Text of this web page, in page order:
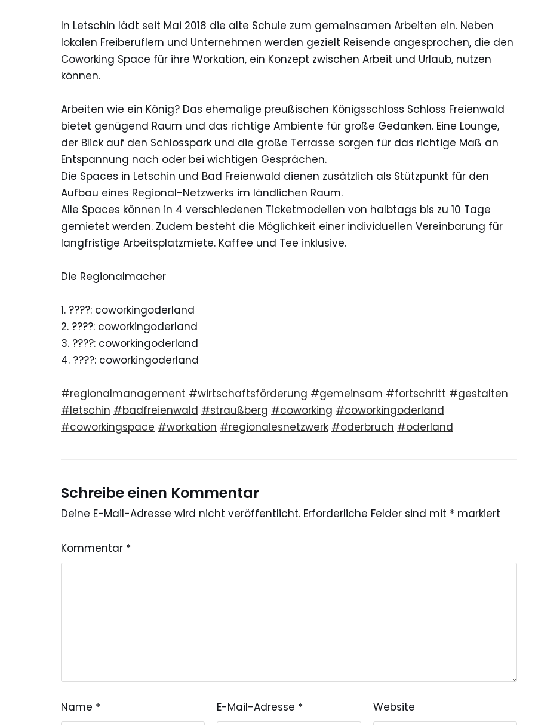
In Letschin lädt seit Mai 2018 die alte Schule zum gemeinsamen Arbeiten ein. Neben
lokalen Freiberuflern und Unternehmen werden gezielt Reisende angesprochen, die den
Coworking Space für ihre Workation, ein Konzept zwischen Arbeit und Urlaub, nutzen
können.
Arbeiten wie ein König? Das ehemalige preußischen Königsschloss Schloss Freienwald
bietet genügend Raum und das richtige Ambiente für große Gedanken. Eine Lounge,
der Blick auf den Schlosspark und die große Terrasse sorgen für das richtige Maß an
Entspannung nach oder bei wichtigen Gesprächen.
Die Spaces in Letschin und Bad Freienwald dienen zusätzlich als Stützpunkt für den
Aufbau eines Regional-Netzwerks im ländlichen Raum.
Alle Spaces können in 4 verschiedenen Ticketmodellen von halbtags bis zu 10 Tage
gemietet werden. Zudem besteht die Möglichkeit einer individuellen Vereinbarung für
langfristige Arbeitsplatzmiete. Kaffee und Tee inklusive.
Die Regionalmacher
1. ????: coworkingoderland
2. ????: coworkingoderland
3. ????: coworkingoderland
4. ????: coworkingoderland
#regionalmanagement #wirtschaftsförderung #gemeinsam #fortschritt #gestalten
#letschin #badfreienwald #straußberg #coworking #coworkingoderland
#coworkingspace #workation #regionalesnetzwerk #oderbruch #oderland
Schreibe einen Kommentar
Deine E-Mail-Adresse wird nicht veröffentlicht. Erforderliche Felder sind mit * markiert
Kommentar *
Name * E-Mail-Adresse * Website